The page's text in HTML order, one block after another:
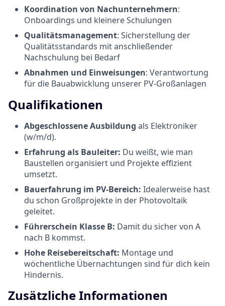
Koordination von Nachunternehmern:
Onboardings und kleinere Schulungen
Qualitätsmanagement: Sicherstellung der
Qualitätsstandards mit anschließender
Nachschulung bei Bedarf
Abnahmen und Einweisungen: Verantwortung
für die Bauabwicklung unserer PV-Großanlagen
Qualifikationen
Abgeschlossene Ausbildung als Elektroniker
(w/m/d).
Erfahrung als Bauleiter: Du weißt, wie man
Baustellen organisiert und Projekte effizient
umsetzt.
Bauerfahrung im PV-Bereich: Idealerweise hast
du schon Großprojekte in der Photovoltaik
geleitet.
Führerschein Klasse B: Damit du sicher von A
nach B kommst.
Hohe Reisebereitschaft: Montage und
wöchentliche Übernachtungen sind für dich kein
Hindernis.
Zusätzliche Informationen